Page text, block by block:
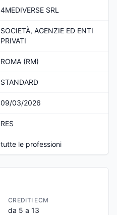
4MEDIVERSE SRL
SOCIETÀ, AGENZIE ED ENTI
PRIVATI
ROMA (RM)
STANDARD
09/03/2026
RES
tutte le professioni
CREDITI ECM
da 5 a 13